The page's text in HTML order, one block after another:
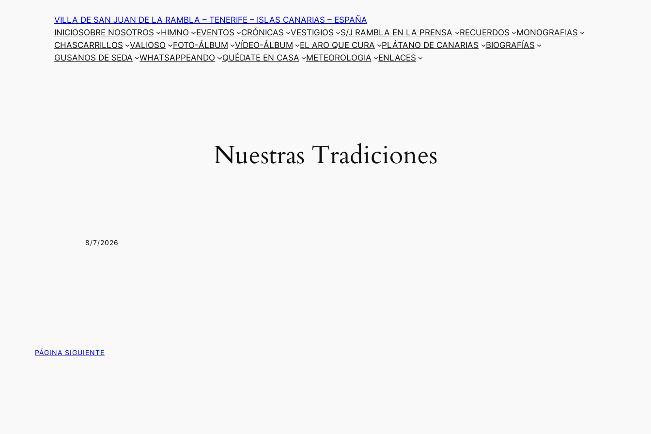
VILLA DE SAN JUAN DE LA RAMBLA – TENERIFE – ISLAS CANARIAS – ESPAÑA
INICIOSOBRE NOSOTROS HIMNO EVENTOS CRÓNICAS VESTIGIOS S/J RAMBLA EN LA PRENSA RECUERDOS
MONOGRAFIAS
CHASCARRILLOS
VALIOSO FOTO-ÁLBUM VÍDEO-ÁLBUM EL ARO QUE CURA PLÁTANO DE CANARIAS
BIOGRAFÍAS
GUSANOS DE SEDA
WHATSAPPEANDO QUÉDATE EN CASA METEOROLOGIA ENLACES
Nuestras Tradiciones
8/7/2026
PÁGINA SIGUIENTE